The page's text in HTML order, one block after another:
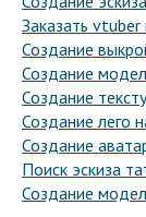
Заказать
Создание
Создание
Создание
Создание лего
Создание
Поиск эскиза
Создание